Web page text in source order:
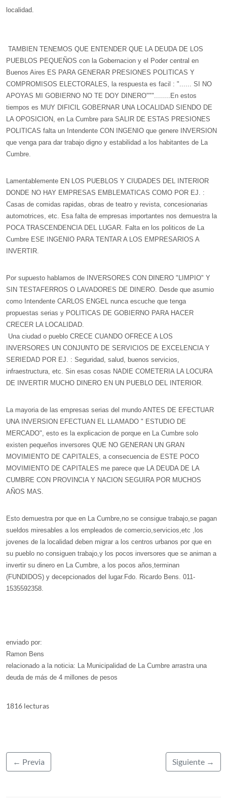
localidad.
TAMBIEN TENEMOS QUE ENTENDER QUE LA DEUDA DE LOS
PUEBLOS PEQUEÑOS con la Gobernacion y el Poder central en
Buenos Aires ES PARA GENERAR PRESIONES POLITICAS Y
COMPROMISOS ELECTORALES, la respuesta es facil : "...... SI NO
APOYAS MI GOBIERNO NO TE DOY DINERO"""........En estos
tiempos es MUY DIFICIL GOBERNAR UNA LOCALIDAD SIENDO DE
LA OPOSICION, en La Cumbre para SALIR DE ESTAS PRESIONES
POLITICAS falta un Intendente CON INGENIO que genere INVERSION
que venga para dar trabajo digno y estabilidad a los habitantes de La
Cumbre.
Lamentablemente EN LOS PUEBLOS Y CIUDADES DEL INTERIOR
DONDE NO HAY EMPRESAS EMBLEMATICAS COMO POR EJ. :
Casas de comidas rapidas, obras de teatro y revista, concesionarias
automotrices, etc. Esa falta de empresas importantes nos demuestra la
POCA TRASCENDENCIA DEL LUGAR. Falta en los politicos de La
Cumbre ESE INGENIO PARA TENTAR A LOS EMPRESARIOS A
INVERTIR.
Por supuesto hablamos de INVERSORES CON DINERO "LIMPIO" Y
SIN TESTAFERROS O LAVADORES DE DINERO. Desde que asumio
como Intendente CARLOS ENGEL nunca escuche que tenga
propuestas serias y POLITICAS DE GOBIERNO PARA HACER
CRECER LA LOCALIDAD.
Una ciudad o pueblo CRECE CUANDO OFRECE A LOS
INVERSORES UN CONJUNTO DE SERVICIOS DE EXCELENCIA Y
SERIEDAD POR EJ. : Seguridad, salud, buenos servicios,
infraestructura, etc. Sin esas cosas NADIE COMETERIA LA LOCURA
DE INVERTIR MUCHO DINERO EN UN PUEBLO DEL INTERIOR.
La mayoria de las empresas serias del mundo ANTES DE EFECTUAR
UNA INVERSION EFECTUAN EL LLAMADO " ESTUDIO DE
MERCADO", esto es la explicacion de porque en La Cumbre solo
existen pequeños inversores QUE NO GENERAN UN GRAN
MOVIMIENTO DE CAPITALES, a consecuencia de ESTE POCO
MOVIMIENTO DE CAPITALES me parece que LA DEUDA DE LA
CUMBRE CON PROVINCIA Y NACION SEGUIRA POR MUCHOS
AÑOS MAS.
Esto demuestra por que en La Cumbre,no se consigue trabajo,se pagan
sueldos miresables a los empleados de comercio,servicios,etc ,los
jovenes de la localidad deben migrar a los centros urbanos por que en
su pueblo no consiguen trabajo,y los pocos inversores que se animan a
invertir su dinero en La Cumbre, a los pocos años,terminan
(FUNDIDOS) y decepcionados del lugar.Fdo. Ricardo Bens. 011-
1535592358.
enviado por:
Ramon Bens
relacionado a la noticia: La Municipalidad de La Cumbre arrastra una
deuda de más de 4 millones de pesos
1816 lecturas
← Previa Siguiente →